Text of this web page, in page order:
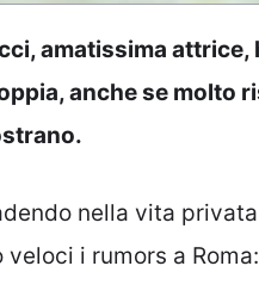
amatissima
anche se molto
nella vita
veloci i rumors a